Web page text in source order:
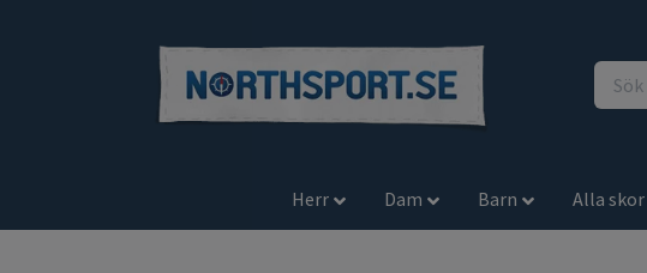
Herr Dam Barn Alla skor